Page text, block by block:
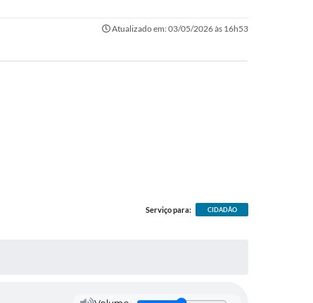
Atualizado em: 03/05/2026 às 16h53
Serviço para: CIDADÃO